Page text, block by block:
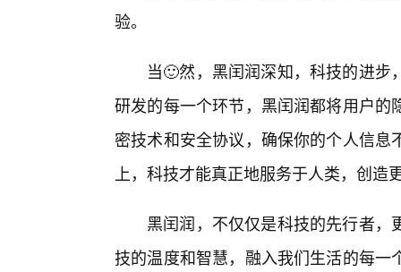
验。
当🙂然，黑闰润深知，科技的进
研发的每一个环节，黑闰润都将用户
密技术和安全协议，确保你的个人信
上，科技才能真正地服务于人类，创造
黑闰润，不仅仅是科技的先行者
技的温度和智慧，融入我们生活的每